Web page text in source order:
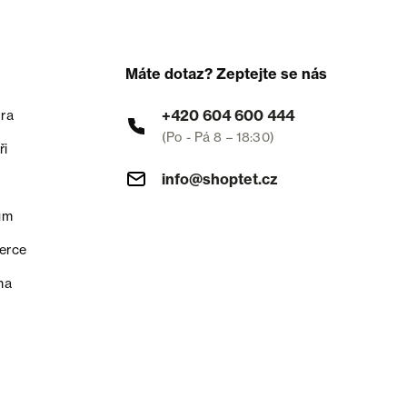
Máte dotaz? Zeptejte se nás
+420 604 600 444
(Po - Pá 8 – 18:30)
info@shoptet.cz